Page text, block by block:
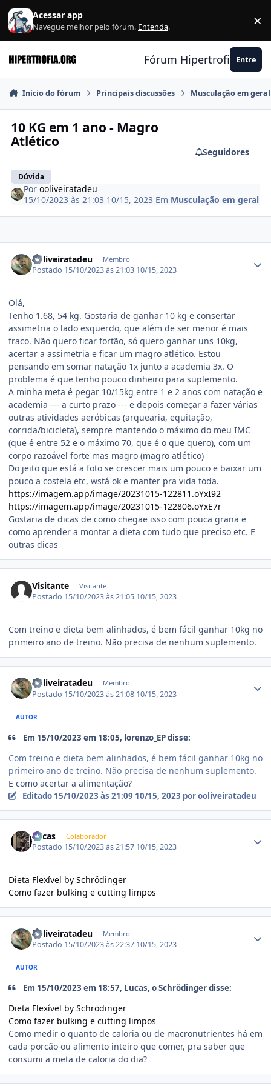
Ir para conteúdo
Acessar app
Navegue melhor pelo fórum. Entenda. ×
Fórum Hipertrofia.org
Entre
Início do fórum Principais discussões Musculação em geral
10 KG em 1 ano - Magro
Atlético
Dúvida
Seguidores
Porooliveiratadeu
15/10/2023 às 21:03 10/15, 2023 Em Musculação em geral
ooliveiratadeu Membro
Postado 15/10/2023 às 21:03 10/15, 2023
Olá,
Tenho 1.68, 54 kg. Gostaria de ganhar 10 kg e consertar
assimetria o lado esquerdo, que além de ser menor é mais
fraco. Não quero ficar fortão, só quero ganhar uns 10kg,
acertar a assimetria e ficar um magro atlético. Estou
pensando em somar natação 1x junto a academia 3x. O
problema é que tenho pouco dinheiro para suplemento.
A minha meta é pegar 10/15kg entre 1 e 2 anos com natação e
academia --- a curto prazo --- e depois começar a fazer várias
outras atividades aeróbicas (arquearia, equitação,
corrida/bicicleta), sempre mantendo o máximo do meu IMC
(que é entre 52 e o máximo 70, que é o que quero), com um
corpo razoável forte mas magro (magro atlético)
Do jeito que está a foto se crescer mais um pouco e baixar um
pouco a costela etc, wstá ok e manter pra vida toda.
https://imagem.app/image/20231015-122811.oYxI92
https://imagem.app/image/20231015-122806.oYxE7r
Gostaria de dicas de como chegae isso com pouca grana e
como aprender a montar a dieta com tudo que preciso etc. E
outras dicas
Visitante Visitante
Postado 15/10/2023 às 21:05 10/15, 2023
Com treino e dieta bem alinhados, é bem fácil ganhar 10kg no
primeiro ano de treino. Não precisa de nenhum suplemento.
ooliveiratadeu Membro
Postado 15/10/2023 às 21:08 10/15, 2023
AUTOR
Em 15/10/2023 em 18:05, lorenzo_EP disse:
Com treino e dieta bem alinhados, é bem fácil ganhar 10kg no
primeiro ano de treino. Não precisa de nenhum suplemento.
E como acertar a alimentação?
Editado 15/10/2023 às 21:09 10/15, 2023 por ooliveiratadeu
Lucas Colaborador
Postado 15/10/2023 às 21:57 10/15, 2023
Dieta Flexível by Schrödinger
Como fazer bulking e cutting limpos
ooliveiratadeu Membro
Postado 15/10/2023 às 22:37 10/15, 2023
AUTOR
Em 15/10/2023 em 18:57, Lucas, o Schrödinger disse:
Dieta Flexível by Schrödinger
Como fazer bulking e cutting limpos
Como medir o quanto de caloria ou de macronutrientes há em
cada porcão ou alimento inteiro que comer, pra saber que
consumi a meta de caloria do dia?